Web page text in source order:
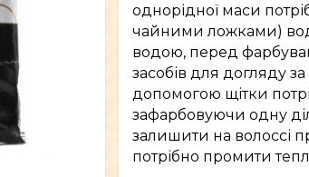
однорідної маси
чайними ложками)
водою, перед
засобів для догляду
допомогою щітки
зафарбовуючи одну
залишити на волоссі
потрібно промити